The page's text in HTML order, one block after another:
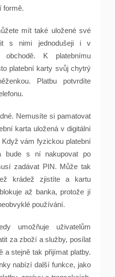
formě.
mít také uložené své
s nimi jednodušeji i v
obchodě. K platebnímu
platební karty svůj chytrý
Platbu potvrdíte
Nemusíte si pamatovat
karta uložená v digitální
vám fyzickou platební
bude s ní nakupovat po
zadávat PIN. Může tak
krádež zjistíte a kartu
až banka, protože jí
používání.
umožňuje uživatelům
za zboží a služby, posílat
a stejně tak přijímat platby.
nabízí další funkce, jako